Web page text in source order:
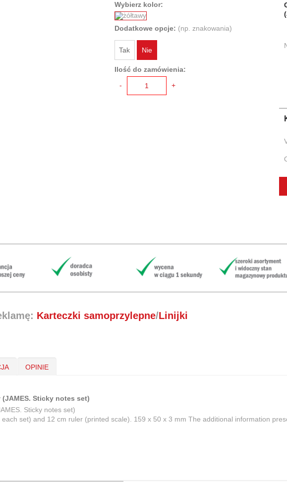
Wybierz kolor:
Dodatkowe opcje: (np. znakowania)
Tak Nie
Ilość do zamówienia:
-
+
Karteczki samoprzylepne/Linijki
OPINIE
Sticky notes set)
Sticky notes set)
set) and 12 cm ruler (printed scale). 159 x 50 x 3 mm The additional information